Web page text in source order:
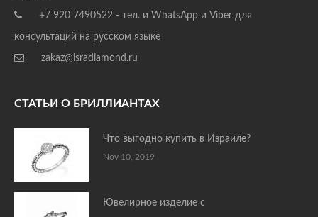
+7 920 7490522 - тел. и WhatsApp и Viber для
консультаций на русском языке
zakaz@isradiamond.ru
СТАТЬИ О БРИЛЛИАНТАХ
Что выгодно купить в Израиле?
Nov 10, 2019
Ювелирное изделие с